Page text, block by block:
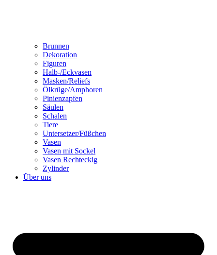
Brunnen
Dekoration
Figuren
Halb-/Eckvasen
Masken/Reliefs
Ölkrüge/Amphoren
Pinienzapfen
Säulen
Schalen
Tiere
Untersetzer/Füßchen
Vasen
Vasen mit Sockel
Vasen Rechteckig
Zylinder
Über uns